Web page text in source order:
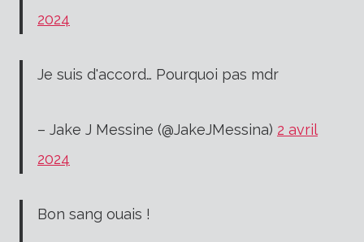
2024
Je suis d'accord… Pourquoi pas mdr
– Jake J Messine (@JakeJMessina) 2 avril
2024
Bon sang ouais !